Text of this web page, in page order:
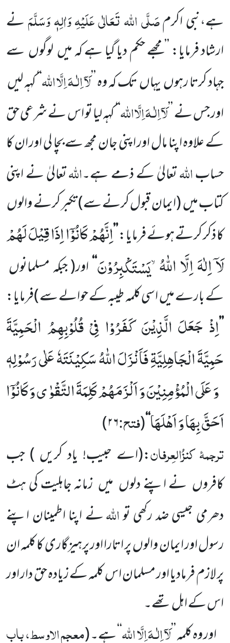
ہے،نبی اکرمصَلَّی اللہ تَعَالٰی عَلَیْہِ وَاٰلِہٖ وَسَلَّمَنے
ارشاد فرمایا: ’’مجھےحکم دیا گیا ہے کہ میںلوگوںسے
جہاد کرتا رہوںیہاںتک کہ وہ’’لَآاِلٰـہَ اِلَّااللہ‘‘کہہ لیں
اور جس نے’’لَآاِلٰـہَ اِلَّااللہ‘‘کہہ لیا تو اس نے شرعی حق
کے علاوہ اپنا مال اور اپنی جان مجھ سے بچا لی اور ان کا
حساباللہتعالیٰ کے ذمے ہے۔اللہتعالیٰ نے اپنی
کتاب میں(ایمان قبول کرنے سے)تکبر کرنے والوں
کا ذکر کرتے ہوئے فرمایا:’’اِنَّهُمْ كَانُوْۤا اِذَا قِیْلَ لَهُمْ
لَاۤ اِلٰهَ اِلَّا اللّٰهُۙ-یَسْتَكْبِرُوْنَ‘‘اور( جبکہ مسلمانوں
کے بارے میںاسی کلمہ طیبہ کے حوالے سے )فرمایا:
’’اِذْ جَعَلَ الَّذِیْنَ كَفَرُوْا فِیْ قُلُوْبِهِمُ الْحَمِیَّةَ
حَمِیَّةَ الْجَاهِلِیَّةِ فَاَنْزَلَ اللّٰهُ سَكِیْنَتَهٗ عَلٰى رَسُوْلِهٖ
وَ عَلَى الْمُؤْمِنِیْنَ وَ اَلْزَمَهُمْ كَلِمَةَ التَّقْوٰى وَ كَانُوْۤا
اَحَقَّ بِهَا وَ اَهْلَهَا‘‘
(فتح:۲۶)
ترجمۂکنزُالعِرفان:(اے حبیب! یاد کریں )جب
کافروں نے اپنے دلوں میں زمانہ جاہلیت کی ہٹ
دھرمی جیسی ضد رکھی تواللہنے اپنا اطمینان اپنے
رسول اور ایمان والوںپر اتارا اور پرہیزگاری کا کلمہ ان
پر لازم فرمادیا اور مسلمان اس کلمہ کے زیادہ حق دار اور
اس کے اہل تھے۔
اور وہ کلمہ’’لَآاِلٰـہَاِلَّااللہ‘‘ہے۔(معجم الاوسط، باب